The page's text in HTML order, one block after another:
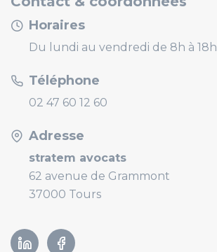
Horaires
Du lundi au vendredi de 8h à 18h
Téléphone
02 47 60 12 60
Adresse
stratem avocats
62 avenue de Grammont
37000 Tours
LinkedinFacebook